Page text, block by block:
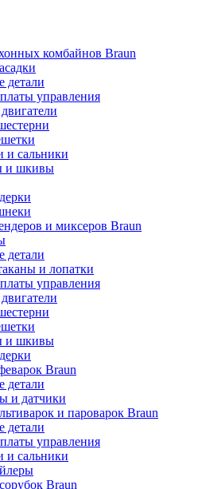
комбайнов Braun
детали
управления
и сальники
и шкивы
и миксеров Braun
детали
и лопатки
управления
и шкивы
Braun
детали
и датчики
и пароварок Braun
детали
управления
и сальники
Braun